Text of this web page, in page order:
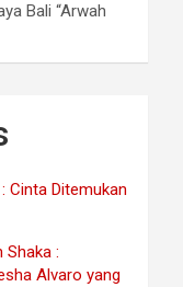
Bali “Arwah
Cinta Ditemukan
Shaka :
Alvaro yang